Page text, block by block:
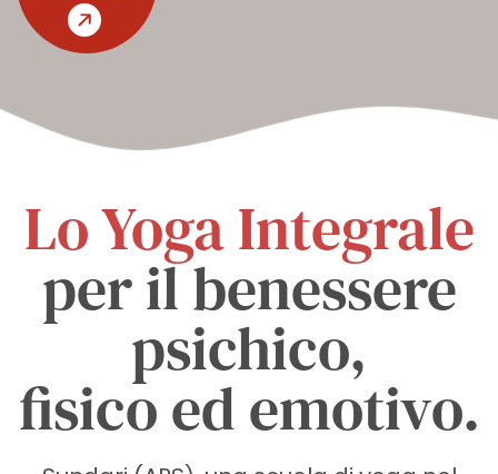
Lo Yoga Integrale
per il benessere
psichico,
fisico ed emotivo.